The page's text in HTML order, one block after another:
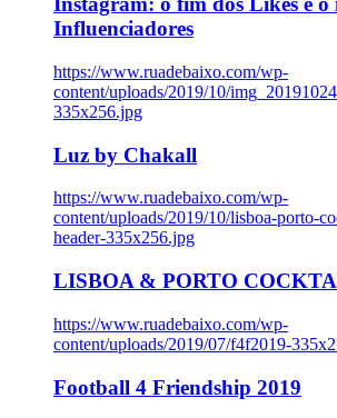
Influenciadores
https://www.ruadebaixo.com/wp-
content/uploads/2019/10/
335x256.jpg
Luz by Chakall
https://www.ruadebaixo.com/wp-
content/uploads/2019/10/lisboa-porto-
header-335x256.jpg
LISBOA & PORTO
https://www.ruadebaixo.com/wp-
content/uploads/2019/07/f4f2019-
Football 4 Friendship 2019